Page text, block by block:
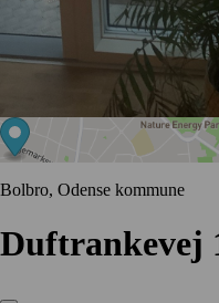
Bolbro, Odense kommune
Duftrankevej